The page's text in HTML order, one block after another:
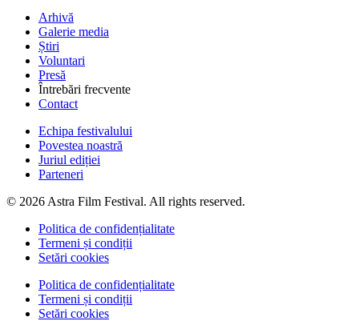
Arhivă
Galerie media
Știri
Voluntari
Presă
Întrebări frecvente
Contact
Echipa festivalului
Povestea noastră
Juriul ediției
Parteneri
© 2026 Astra Film Festival. All rights reserved.
Politica de confidențialitate
Termeni și condiții
Setări cookies
Politica de confidențialitate
Termeni și condiții
Setări cookies